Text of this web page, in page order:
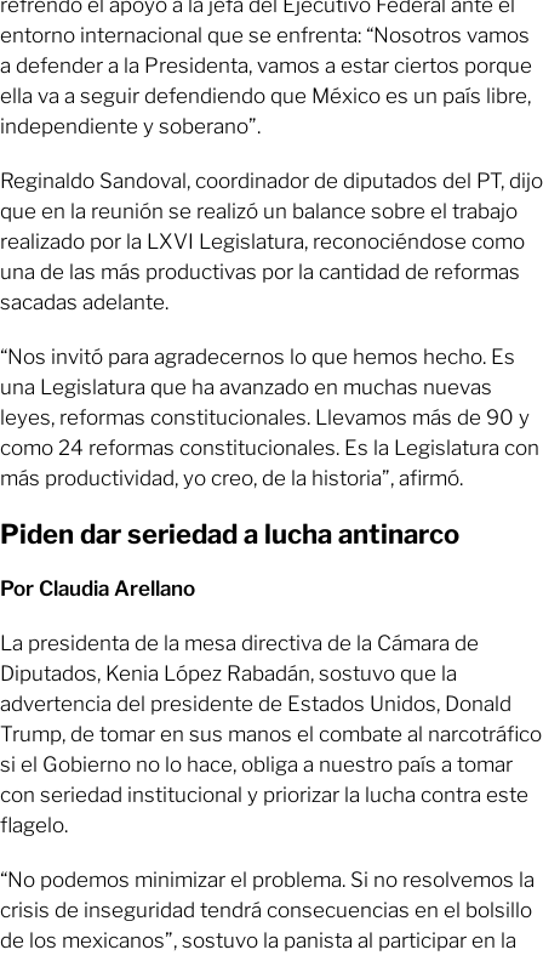
refrendó el apoyo a la jefa del Ejecutivo Federal ante el
entorno internacional que se enfrenta: “Nosotros vamos
a defender a la Presidenta, vamos a estar ciertos porque
ella va a seguir defendiendo que México es un país libre,
independiente y soberano”.
Reginaldo Sandoval, coordinador de diputados del PT, dijo
que en la reunión se realizó un balance sobre el trabajo
realizado por la LXVI Legislatura, reconociéndose como
una de las más productivas por la cantidad de reformas
sacadas adelante.
“Nos invitó para agradecernos lo que hemos hecho. Es
una Legislatura que ha avanzado en muchas nuevas
leyes, reformas constitucionales. Llevamos más de 90 y
como 24 reformas constitucionales. Es la Legislatura con
más productividad, yo creo, de la historia”, afirmó.
Piden dar seriedad a lucha antinarco
Por Claudia Arellano
La presidenta de la mesa directiva de la Cámara de
Diputados, Kenia López Rabadán, sostuvo que la
advertencia del presidente de Estados Unidos, Donald
Trump, de tomar en sus manos el combate al narcotráfico
si el Gobierno no lo hace, obliga a nuestro país a tomar
con seriedad institucional y priorizar la lucha contra este
flagelo.
“No podemos minimizar el problema. Si no resolvemos la
crisis de inseguridad tendrá consecuencias en el bolsillo
de los mexicanos”, sostuvo la panista al participar en la